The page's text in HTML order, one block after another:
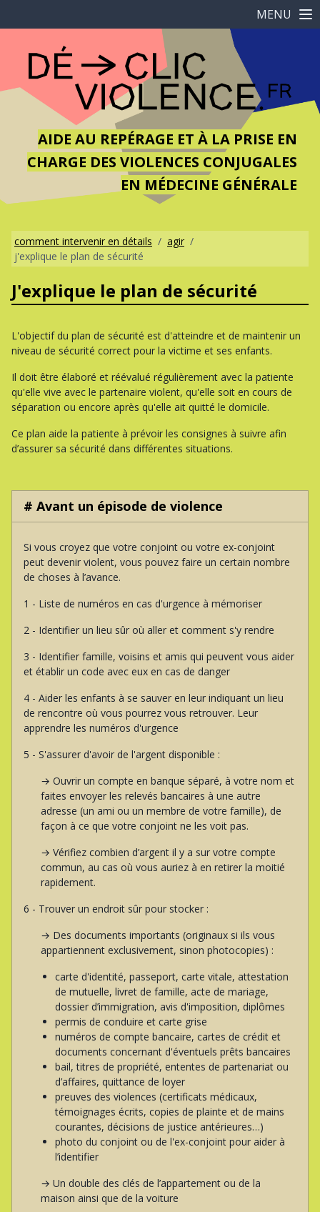
MENU
AIDE AU REPÉRAGE ET À LA PRISE EN
CHARGE DES VIOLENCES CONJUGALES
EN MÉDECINE GÉNÉRALE
comment intervenir en détails / agir /
j'explique le plan de sécurité
J'explique le plan de sécurité
L'objectif du plan de sécurité est d'atteindre et de maintenir un
niveau de sécurité correct pour la victime et ses enfants.
Il doit être élaboré et réévalué régulièrement avec la patiente
qu'elle vive avec le partenaire violent, qu'elle soit en cours de
séparation ou encore après qu'elle ait quitté le domicile.
Ce plan aide la patiente à prévoir les consignes à suivre afin
d’assurer sa sécurité dans différentes situations.
# Avant un épisode de violence
Si vous croyez que votre conjoint ou votre ex-conjoint
peut devenir violent, vous pouvez faire un certain nombre
de choses à l’avance.
1 - Liste de numéros en cas d'urgence à mémoriser
2 - Identifier un lieu sûr où aller et comment s'y rendre
3 - Identifier famille, voisins et amis qui peuvent vous aider
et établir un code avec eux en cas de danger
4 - Aider les enfants à se sauver en leur indiquant un lieu
de rencontre où vous pourrez vous retrouver. Leur
apprendre les numéros d'urgence
5 - S'assurer d'avoir de l'argent disponible :
→ Ouvrir un compte en banque séparé, à votre nom et
faites envoyer les relevés bancaires à une autre
adresse (un ami ou un membre de votre famille), de
façon à ce que votre conjoint ne les voit pas.
→ Vérifiez combien d’argent il y a sur votre compte
commun, au cas où vous auriez à en retirer la moitié
rapidement.
6 - Trouver un endroit sûr pour stocker :
→ Des documents importants (originaux si ils vous
appartiennent exclusivement, sinon photocopies) :
carte d'identité, passeport, carte vitale, attestation
de mutuelle, livret de famille, acte de mariage,
dossier d’immigration, avis d'imposition, diplômes
permis de conduire et carte grise
numéros de compte bancaire, cartes de crédit et
documents concernant d'éventuels prêts bancaires
bail, titres de propriété, ententes de partenariat ou
d’affaires, quittance de loyer
preuves des violences (certificats médicaux,
témoignages écrits, copies de plainte et de mains
courantes, décisions de justice antérieures…)
photo du conjoint ou de l'ex-conjoint pour aider à
l’identifier
→ Un double des clés de l’appartement ou de la
maison ainsi que de la voiture